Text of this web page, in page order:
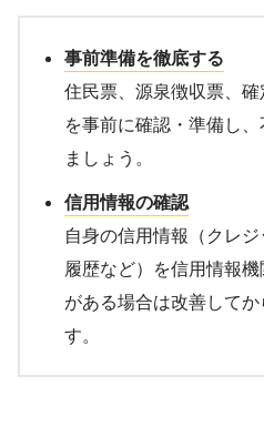
事前準備を徹底する
住民票、源泉徴収票、
を事前に確認・準備し
ましょう。
信用情報の確認
自身の信用情報（クレ
履歴など）を信用情報
がある場合は改善して
す。